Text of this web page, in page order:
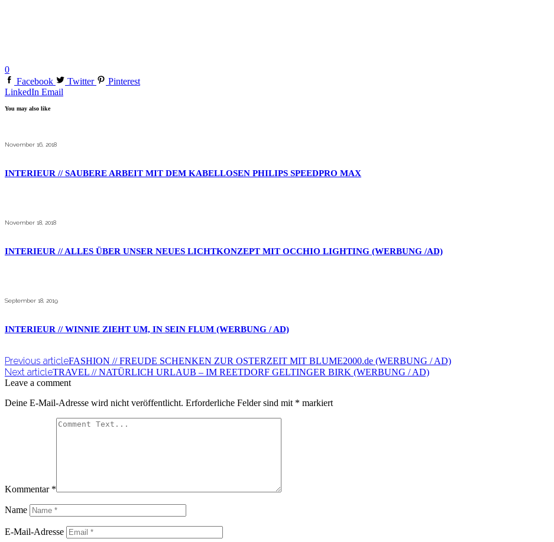
0
Facebook
Twitter
Pinterest
LinkedIn Email
You may also like
November 16, 2018
INTERIEUR // SAUBERE ARBEIT MIT DEM KABELLOSEN PHILIPS SPEEDPRO MAX
November 18, 2018
INTERIEUR // ALLES ÜBER UNSER NEUES LICHTKONZEPT MIT OCCHIO LIGHTING (WERBUNG /AD)
September 18, 2019
INTERIEUR // WINNIE ZIEHT UM, IN SEIN FLUM (WERBUNG / AD)
Previous articleFASHION // FREUDE SCHENKEN ZUR OSTERZEIT MIT BLUME2000.de (WERBUNG / AD)
Next articleTRAVEL // NATÜRLICH URLAUB – IM REETDORF GELTINGER BIRK (WERBUNG / AD)
Leave a comment
Deine E-Mail-Adresse wird nicht veröffentlicht. Erforderliche Felder sind mit * markiert
Kommentar *
Name
E-Mail-Adresse